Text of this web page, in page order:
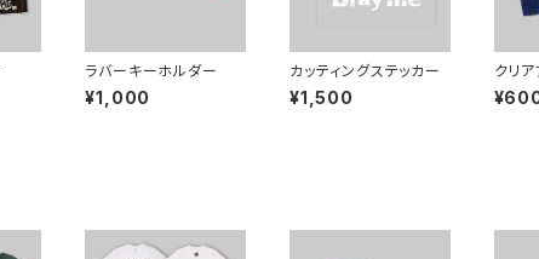
ラバーキーホルダー
¥1,000
カッティングステッカー
¥1,500
クリ